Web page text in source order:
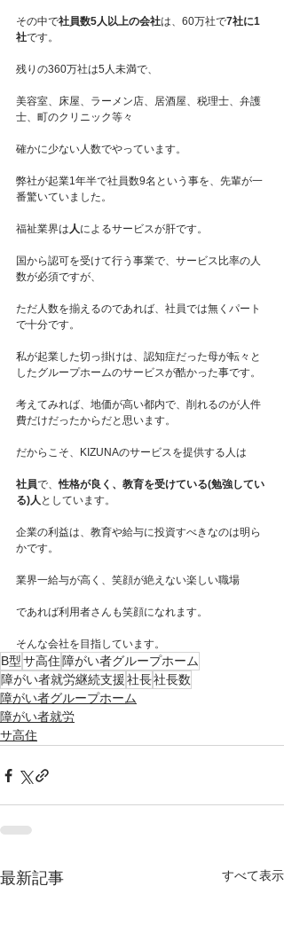
その中で社員数5人以上の会社は、60万社で7社に1
社です。
残りの360万社は5人未満で、
美容室、床屋、ラーメン店、居酒屋、税理士、弁護
士、町のクリニック等々
確かに少ない人数でやっています。
弊社が起業1年半で社員数9名という事を、先輩が一
番驚いていました。
福祉業界は人によるサービスが肝です。
国から認可を受けて行う事業で、サービス比率の人
数が必須ですが、
ただ人数を揃えるのであれば、社員では無くパート
で十分です。
私が起業した切っ掛けは、認知症だった母が転々と
したグループホームのサービスが酷かった事です。
考えてみれば、地価が高い都内で、削れるのが人件
費だけだったからだと思います。
だからこそ、KIZUNAのサービスを提供する人は
社員で、性格が良く、教育を受けている(勉強してい
る)人 としています。
企業の利益は、教育や給与に投資すべきなのは明ら
かです。
業界一給与が高く、笑顔が絶えない楽しい職場
であれば利用者さんも笑顔になれます。
そんな会社を目指しています。
B型サ高住 障がい者グループホーム
障がい者就労継続支援社長社長数
障がい者グループホーム
障がい者就労
サ高住
最新記事 すべて表示